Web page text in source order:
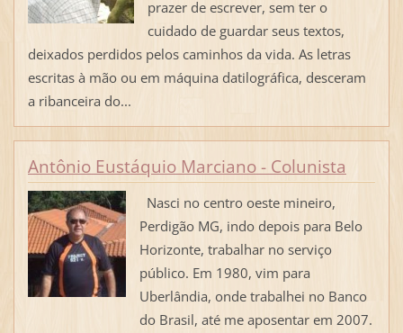
prazer de escrever, sem ter o
cuidado de guardar seus textos,
deixados perdidos pelos caminhos da vida. As letras
escritas à mão ou em máquina datilográfica, desceram
a ribanceira do...
Antônio Eustáquio Marciano - Colunista
Nasci no centro oeste mineiro,
Perdigão MG, indo depois para Belo
Horizonte, trabalhar no serviço
público. Em 1980, vim para
Uberlândia, onde trabalhei no Banco
do Brasil, até me aposentar em 2007.